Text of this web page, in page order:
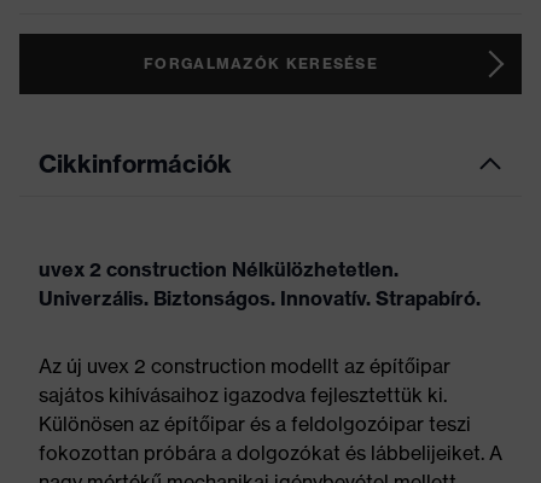
FORGALMAZÓK KERESÉSE
Cikkinformációk
uvex 2 construction Nélkülözhetetlen.
Univerzális. Biztonságos. Innovatív. Strapabíró.
Az új uvex 2 construction modellt az építőipar
sajátos kihívásaihoz igazodva fejlesztettük ki.
Különösen az építőipar és a feldolgozóipar teszi
fokozottan próbára a dolgozókat és lábbelijeiket. A